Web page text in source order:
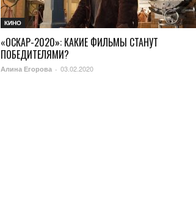
КИНО
«ОСКАР-2020»: КАКИЕ ФИЛЬМЫ СТАНУТ
ПОБЕДИТЕЛЯМИ?
Алина Егорова - 03.02.2020